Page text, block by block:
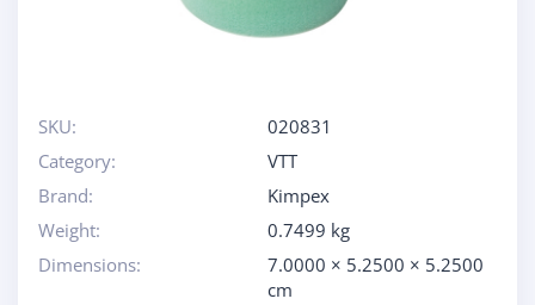
SKU:
020831
Category:
VTT
Brand:
Kimpex
Weight:
0.7499 kg
Dimensions:
7.0000 × 5.2500 × 5.2500
cm